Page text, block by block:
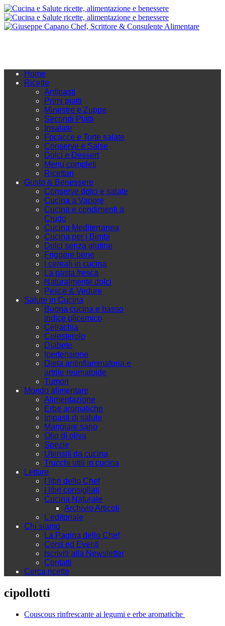
Home
Ricette
Antipasti
Primi piatti
Minestre e Zuppe
Secondi Piatti
Insalate
Focacce e Torte salate
Conserve e Salse
Dolci e Dessert
Menu completi
Ricettari
Gusto & Benessere
Conserve dolci e salate
Cucina a Vapore
Cucina e condimenti a
Crudo
Cucina Mediterranea
Cucina per i Bimbi
Dolci senza glutine
Friggere bene
I cereali in cucina
La pasta fresca
Naturalmente dolci
Pesce & Vedure
Salute in Cucina
Buona cucina e basso
indice glicemico
Celiachia
Colesterolo
Diabete
Ipertensione
Dieta antinfiammatoria e
artrite reumatoide
Tumori
Mondo alimentare
Alimentazione
Erbe aromatiche
Impasti di salute
Mangiare sano
Olio di oliva
Spezie
Utensili da cucina
Trucchi utili in cucina
Letture
I libri dello Chef
I libri consigliati
Cucina Naturale
Archivio Articoli
L'editoriale
Chi siamo
La Pagina dello Chef
Corsi ed Eventi
Iscriviti alla Newsletter
Contatti
Cerca ricette
cipollotti
Couscous rinfrescante ai legumi e erbe aromatiche